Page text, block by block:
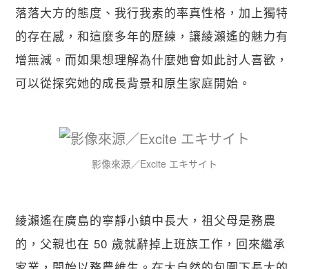
落落大方的態度、我行我素的率真性格，加上獨特
的存在感，和這麼多年的歷練，讓綾瀨遙的魅力有
增無減。而如果想理解為什麼她會如此討人喜歡，
可以從探究她的成長背景和原生家庭開始。
影像來源／Excite エキサイト
綾瀨遙在廣島的寧靜小鎮中長大，祖父母是務農
的，父親也在 50 歲就辭掉上班族工作，回來繼承